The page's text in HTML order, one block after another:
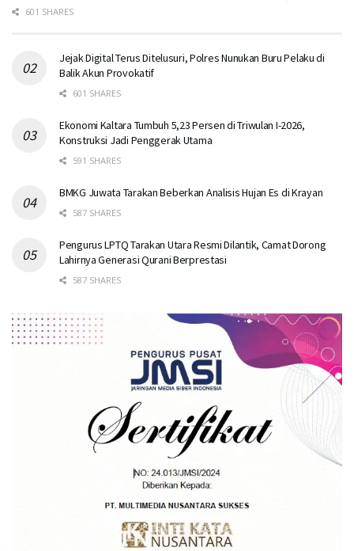
601 SHARES
Jejak Digital Terus Ditelusuri, Polres Nunukan Buru Pelaku di
Balik Akun Provokatif
601 SHARES
Ekonomi Kaltara Tumbuh 5,23 Persen di Triwulan I-2026,
Konstruksi Jadi Penggerak Utama
591 SHARES
BMKG Juwata Tarakan Beberkan Analisis Hujan Es di Krayan
587 SHARES
Pengurus LPTQ Tarakan Utara Resmi Dilantik, Camat Dorong
Lahirnya Generasi Qurani Berprestasi
587 SHARES